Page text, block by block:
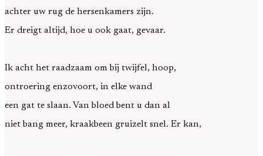
achter uw rug de hersenkamers zijn.
Er dreigt altijd, hoe u ook gaat, gevaar.
Ik acht het raadzaam om bij twijfel, hoop,
ontroering enzovoort, in elke wand
een gat te slaan. Van bloed bent u dan al
niet bang meer, kraakbeen gruizelt snel. Er kan,